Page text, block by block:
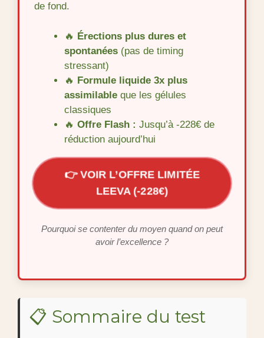
de fond.
🔥 Érections plus dures et
spontanées (pas de timing
stressant)
🔥 Formule liquide 3x plus
assimilable que les gélules
classiques
🔥 Offre Flash : Jusqu’à -228€ de
réduction aujourd’hui
👉 VOIR L’OFFRE LIMITÉE
LEEVA (-228€)
Pourquoi se contenter du moyen quand on peut
avoir l’excellence ?
📋 Sommaire du test